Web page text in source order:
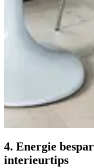
4. Energie
interieurtips